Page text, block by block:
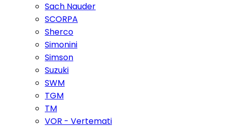
Sach Nauder
SCORPA
Sherco
Simonini
Simson
Suzuki
SWM
TGM
TM
VOR - Vertemati